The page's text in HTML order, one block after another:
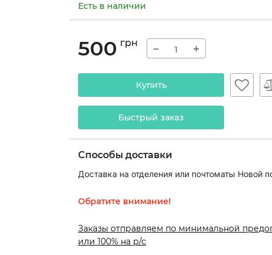
Есть в наличии
500 грн − +
Купить
Быстрый заказ
Способы доставки
Доставка на отделения или почтоматы Новой
Обратите внимание!
Заказы отправляем по минимальной
или 100% на р/с